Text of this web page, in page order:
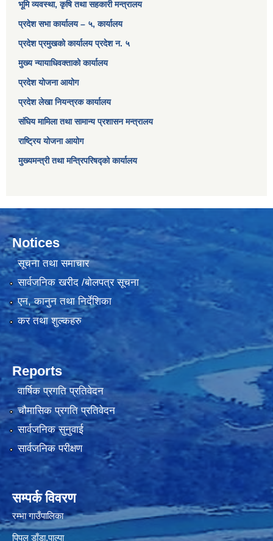
भूमि व्यवस्था, कृषि तथा सहकारी मन्त्रालय
प्रदेश सभा कार्यालय – ५, कार्यालय
प्रदेश प्रमुखको कार्यालय प्रदेश न. ५
मुख्य न्यायाधिवक्ताको कार्यालय
प्रदेश योजना आयोग
प्रदेश लेखा नियन्त्रक कार्यालय
संघिय मामिला तथा सामान्य प्रशासन मन्त्रालय
राष्ट्रिय योजना आयोग
मुख्यमन्त्री तथा मन्त्रिपरिषद्को कार्यालय
Notices
सूचना तथा समाचार
सार्वजनिक खरीद /बोलपत्र सूचना
एन, कानुन तथा निर्देशिका
कर तथा शुल्कहरु
Reports
वार्षिक प्रगति प्रतिवेदन
चौमासिक प्रगति प्रतिवेदन
सार्वजनिक सुनुवाई
सार्वजनिक परीक्षण
सम्पर्क विवरण
रम्भा गाउँपालिका
पिपल डाँडा,पाल्पा